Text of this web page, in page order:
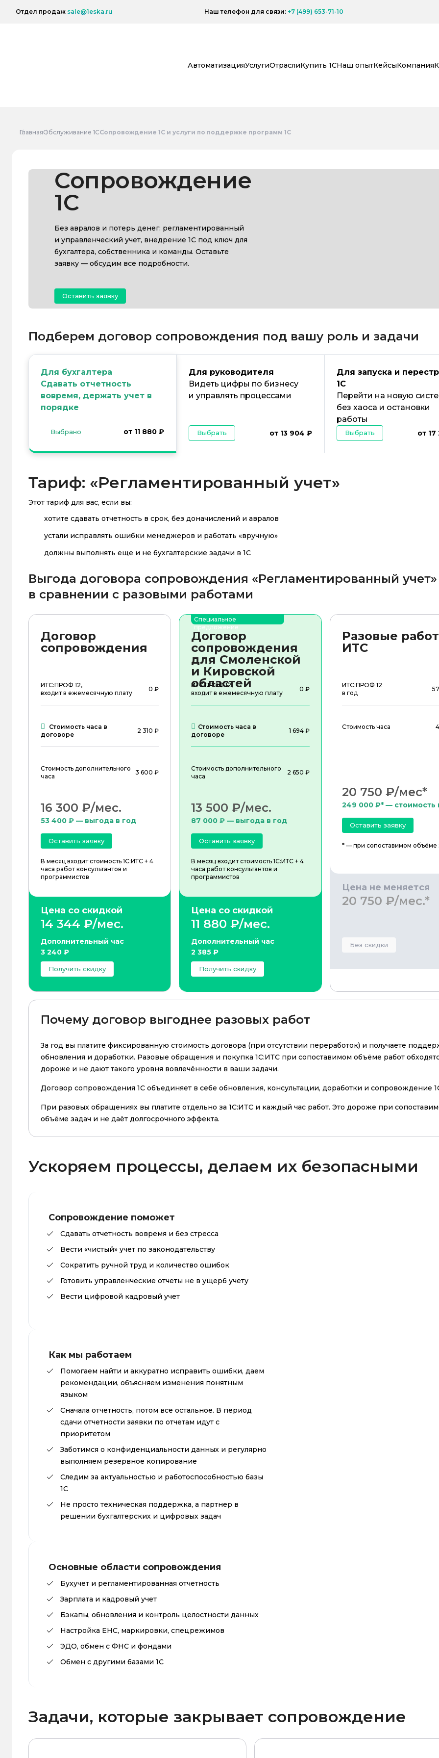
Отдел продаж sale@1eska.ru Наш телефон для связи: +7 (499) 653-71-10
АвтоматизацияУслугиОтраслиКупить 1СНаш опытКейсыКомпания
ГлавнаяОбслуживание 1ССопровождение 1С и услуги по поддержке программ 1С
Сопровождение
1С
Без авралов и потерь денег: регламентированный
и управленческий учет, внедрение 1С под ключ для
бухгалтера, собственника и команды. Оставьте
заявку — обсудим все подробности.
Оставить заявку
Подберем договор сопровождения под вашу роль и задачи
Для бухгалтера
Сдавать отчетность
вовремя, держать учет в
порядке
Выбрано от 11 880 ₽
Для руководителя
Видеть цифры по бизнесу
и управлять процессами
Выбрать от 13 904 ₽
Для запуска и
1С
Перейти на новую
без хаоса и остановки
работы
Выбрать от
Тариф: «Регламентированный учет»
Этот тариф для вас, если вы:
хотите сдавать отчетность в срок, без доначислений и авралов
устали исправлять ошибки менеджеров и работать «вручную»
должны выполнять еще и не бухгалтерские задачи в 1С
Выгода договора сопровождения «Регламентированный учет»
в сравнении с разовыми работами
Договор
сопровождения
ИТС:ПРОФ 12,
входит в ежемесячную плату
0 ₽
Стоимость часа в
договоре
2 310 ₽
Стоимость дополнительного
часа
3 600 ₽
16 300 ₽/мес.
53 400 ₽ — выгода в год
Оставить заявку
В месяц входит стоимость 1С:ИТС + 4
часа работ консультантов и
программистов
Цена со скидкой
14 344 ₽/мес.
Дополнительный час
3 240 ₽
Получить скидку
Специальное
предложение
Договор
сопровождения
для Смоленской
и Кировской
областей
ИТС:ПРОФ 12,
входит в ежемесячную плату
0 ₽
Стоимость часа в
договоре
1 694 ₽
Стоимость дополнительного
часа
2 650 ₽
13 500 ₽/мес.
87 000 ₽ — выгода в год
Оставить заявку
В месяц входит стоимость 1С:ИТС + 4
часа работ консультантов и
программистов
Цена со скидкой
11 880 ₽/мес.
Дополнительный час
2 385 ₽
Получить скидку
Разовые
ИТС
ИТС:ПРОФ 12
в год
Стоимость часа
20 750 ₽/мес*
249 000 ₽* — стоимость
Оставить заявку
* — при сопоставимом объёме
Цена не меняется
20 750 ₽/мес.*
Без скидки
Почему договор выгоднее разовых работ
За год вы платите фиксированную стоимость договора (при отсутствии переработок) и получаете
обновления и доработки. Разовые обращения и покупка 1С:ИТС при сопоставимом объёме работ
дороже и не дают такого уровня вовлечённости в ваши задачи.
Договор сопровождения 1С объединяет в себе обновления, консультации, доработки и сопровождение
При разовых обращениях вы платите отдельно за 1С:ИТС и каждый час работ. Это дороже при
объёме задач и не даёт долгосрочного эффекта.
Ускоряем процессы, делаем их безопасными
Сопровождение поможет
Сдавать отчетность вовремя и без стресса
Вести «чистый» учет по законодательству
Сократить ручной труд и количество ошибок
Готовить управленческие отчеты не в ущерб учету
Вести цифровой кадровый учет
Как мы работаем
Помогаем найти и аккуратно исправить ошибки, даем
рекомендации, объясняем изменения понятным
языком
Сначала отчетность, потом все остальное. В период
сдачи отчетности заявки по отчетам идут с
приоритетом
Заботимся о конфиденциальности данных и регулярно
выполняем резервное копирование
Следим за актуальностью и работоспособностью базы
1С
Не просто техническая поддержка, а партнер в
решении бухгалтерских и цифровых задач
Основные области сопровождения
Бухучет и регламентированная отчетность
Зарплата и кадровый учет
Бэкапы, обновления и контроль целостности данных
Настройка ЕНС, маркировки, спецрежимов
ЭДО, обмен с ФНС и фондами
Обмен с другими базами 1С
Задачи, которые закрывает сопровождение